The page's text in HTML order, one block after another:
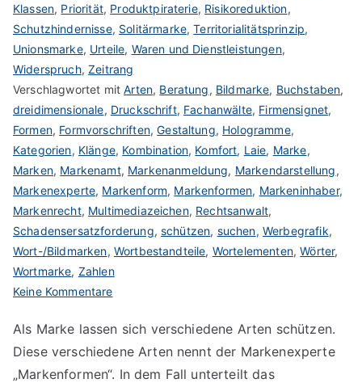
Klassen, Priorität, Produktpiraterie, Risikoreduktion,
Schutzhindernisse, Solitärmarke,Territorialitätsprinzip,
Unionsmarke, Urteile, Waren und Dienstleistungen,
Widerspruch,Zeitrang
Verschlagwortet mitArten, Beratung, Bildmarke, Buchstaben,
dreidimensionale, Druckschrift, Fachanwälte, Firmensignet,
Formen, Formvorschriften,Gestaltung, Hologramme,
Kategorien, Klänge, Kombination, Komfort, Laie, Marke,
Marken, Markenamt, Markenanmeldung, Markendarstellung,
Markenexperte, Markenform, Markenformen, Markeninhaber,
Markenrecht, Multimediazeichen, Rechtsanwalt,
Schadensersatzforderung,schützen, suchen, Werbegrafik,
Wort-/Bildmarken, Wortbestandteile, Wortelementen,Wörter,
Wortmarke, Zahlen
Keine Kommentarezu
der
Marke
suchen
Als Marke lassen sich verschiedene Arten schützen.
Diese verschiedene Arten nennt der Markenexperte
„Markenformen“. In dem Fall unterteilt das